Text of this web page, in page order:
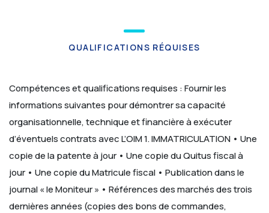
QUALIFICATIONS RÉQUISES
Compétences et qualifications requises :Fournir les
informations suivantes pour démontrer sa capacité
organisationnelle, technique et financière à exécuter
d’éventuels contrats avec L’OIM1. IMMATRICULATION • Une
copie de la patente à jour• Une copie du Quitus fiscal à
jour• Une copie du Matricule fiscal • Publication dans le
journal « le Moniteur » • Références des marchés des trois
dernières années (copies des bons de commandes,